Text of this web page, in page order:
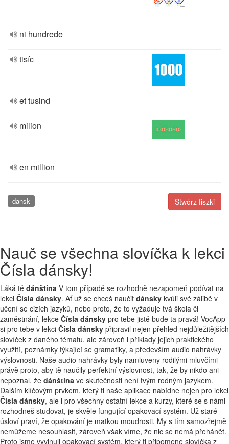
ni hundrede
tisíc
et tusind
milion
en million
Stwórz fiszki
dansk
Nauč se všechna slovíčka k lekci
Čísla dánsky!
Láká tě dánština V tom případě se rozhodně nezapomeň podívat na
lekci Čísla dánsky. Ať už se chceš naučit dánsky kvůli své zálibě v
učení se cizích jazyků, nebo proto, že to vyžaduje tvá škola či
zaměstnání, lekce Čísla dánsky pro tebe jistě bude ta pravá! VocApp
si pro tebe v lekci Čísla dánsky připravil nejen přehled nejdůležitějších
slovíček z daného tématu, ale zároveň i příklady jejich praktického
využití, poznámky týkající se gramatiky, a především audio nahrávky
výslovnosti. Naše audio nahrávky byly namluveny rodilými mluvčími
právě proto, aby tě naučily perfektní výslovnost, tak, že by nikdo ani
nepoznal, že dánština ve skutečnosti není tvým rodným jazykem.
Dalším klíčovým prvkem, který ti naše aplikace nabídne nejen pro lekci
Čísla dánsky, ale i pro všechny ostatní lekce a kurzy, které se s námi
rozhodneš studovat, je skvěle fungující opakovací systém. Už staré
úsloví praví, že opakování je matkou moudrosti. My s tím samozřejmě
nemůžeme nesouhlasit, zároveň však víme, že nic se nemá přehánět.
Proto jsme vyvinuli opakovací systém, který ti připomene slovíčka z